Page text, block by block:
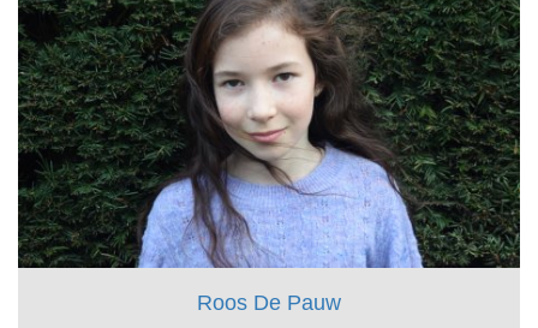
Roos De Pauw